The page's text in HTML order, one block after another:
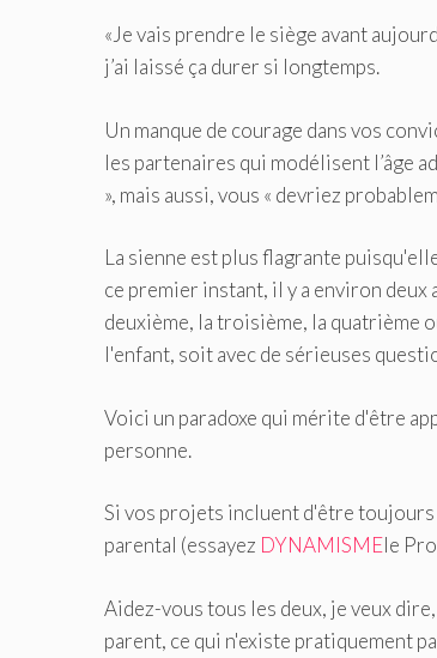
«Je vais prendre le siège avant
j’ai laissé ça durer si longtemps.
Un manque de courage dans vos
les partenaires qui modélisent l’âge
», mais aussi, vous « devriez
La sienne est plus flagrante
ce premier instant, il y a environ deux
deuxième, la troisième, la quatrième
l'enfant, soit avec de sérieuses
Voici un paradoxe qui mérite d'être
personne.
Si vos projets incluent d'être
parental (essayez DYNAMISMEle
Aidez-vous tous les deux, je veux
parent, ce qui n'existe pratiquement